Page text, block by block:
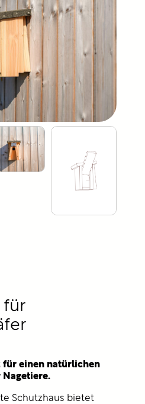
für
für einen natürlichen
Nagetiere.
Schutzhaus bietet